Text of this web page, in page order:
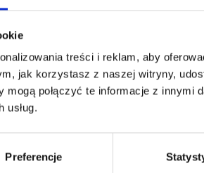
treści i reklam, aby
jak korzystasz z naszej witryny,
połączyć te informacje z innymi
usług.
Preferencje
Zaloguj się